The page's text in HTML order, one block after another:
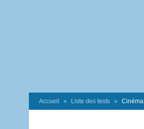
Accueil Liste des tests Cinéma